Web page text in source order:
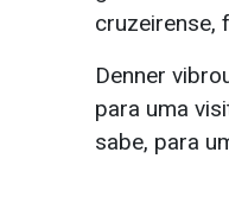
cruzeirense,
Denner
para uma
sabe, para